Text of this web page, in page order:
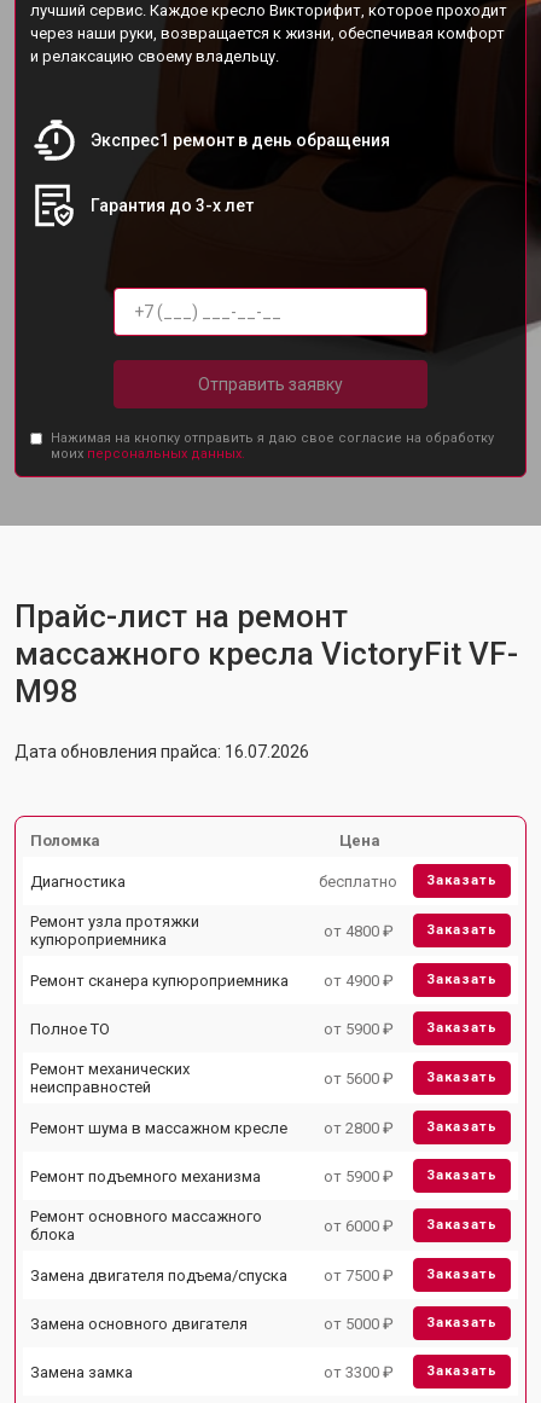
лучший сервис. Каждое кресло Викторифит, которое проходит
через наши руки, возвращается к жизни, обеспечивая комфорт
и релаксацию своему владельцу.
Экспрес1 ремонт в день обращения
Гарантия до 3-х лет
Отправить заявку
Нажимая на кнопку отправить я даю свое согласие на обработку
моих персональных данных.
Прайс-лист на ремонт
массажного кресла VictoryFit VF-
M98
Дата обновления прайса: 16.07.2026
Поломка Цена
Диагностика бесплатно Заказать
Ремонт узла протяжки
купюроприемника
от 4800 ₽ Заказать
Ремонт сканера купюроприемника от 4900 ₽ Заказать
Полное ТО от 5900 ₽ Заказать
Ремонт механических
неисправностей
от 5600 ₽ Заказать
Ремонт шума в массажном кресле от 2800 ₽ Заказать
Ремонт подъемного механизма от 5900 ₽ Заказать
Ремонт основного массажного
блока
от 6000 ₽ Заказать
Замена двигателя подъема/спуска от 7500 ₽ Заказать
Замена основного двигателя от 5000 ₽ Заказать
Замена замка от 3300 ₽ Заказать